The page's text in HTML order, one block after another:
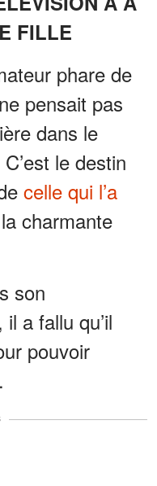
FILLE
phare de
pensait pas
dans le
le destin
celle qui l’a
charmante
son
a fallu qu’il
pouvoir